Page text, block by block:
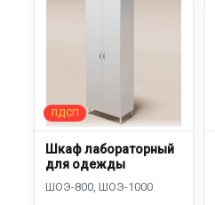
Шкаф лабораторный
для одежды